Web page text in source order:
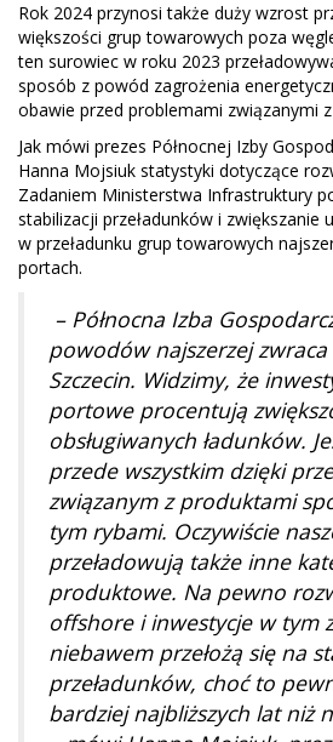
Rok 2024 przynosi także duży wzrost
większości grup towarowych poza
ten surowiec w roku 2023
sposób z powód zagrożenia
obawie przed problemami związanymi
Jak mówi prezes Północnej Izby
Hanna Mojsiuk statystyki dotyczące
Zadaniem Ministerstwa Infrastruktury
stabilizacji przeładunków i zwiększanie
w przeładunku grup towarowych
portach.
– Północna Izba
powodów najszerzej
Szczecin. Widzimy, że
portowe procentują
obsługiwanych ładunków.
przede wszystkim dzięki
związanym z produktami
tym rybami. Oczywiście
przeładowują także inne
produktowe. Na pewno
offshore i inwestycje w tym
niebawem przełożą się na
przeładunków, choć to
bardziej najbliższych lat niż